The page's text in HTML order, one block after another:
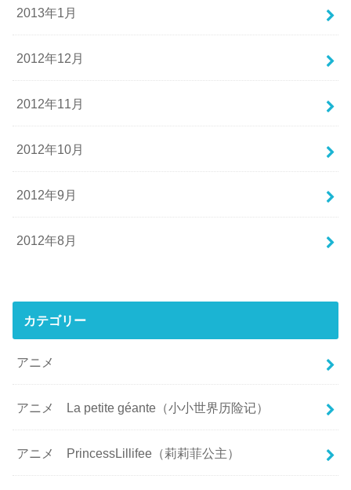
2013年1月
2012年12月
2012年11月
2012年10月
2012年9月
2012年8月
カテゴリー
アニメ
アニメ La petite géante（小小世界历险记）
アニメ PrincessLillifee（莉莉菲公主）